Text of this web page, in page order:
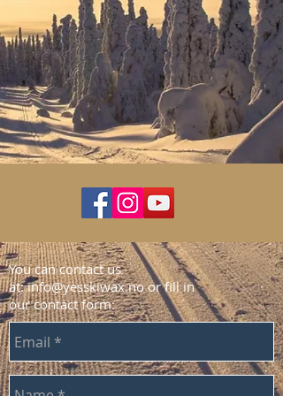
You can contact us
at:info@yesskiwax.noor fill in
our contact form: